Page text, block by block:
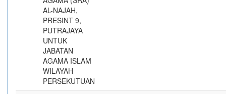
AL-NAJAH,
PRESINT 9,
PUTRAJAYA
UNTUK
JABATAN
AGAMA ISLAM
WILAYAH
PERSEKUTUAN